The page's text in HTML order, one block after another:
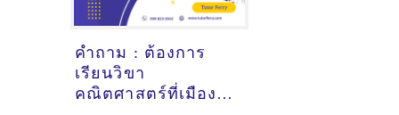
คำถาม : ต้องการ
เรียนวิขา
คณิตศาสตร์ที่เมือง